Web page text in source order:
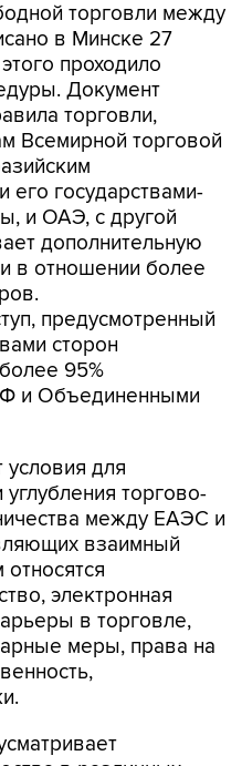
торговли между
в Минске 27
проходило
Документ
торговли,
Всемирной торговой
государствами-
и ОАЭ, с другой
дополнительную
в отношении более
предусмотренный
сторон
95%
и Объединенными
для
торгово-
между ЕАЭС и
взаимный
электронная
в торговле,
меры, права на